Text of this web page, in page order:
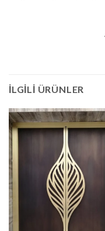
İLGILI ÜRÜNLER